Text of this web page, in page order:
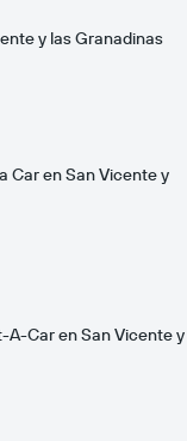
y las Granadinas
Car en San Vicente y
A-Car en San Vicente y